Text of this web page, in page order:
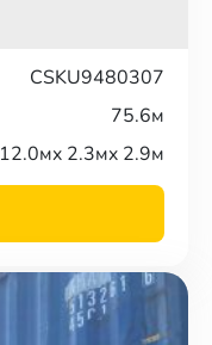
CSKU9480307
75.6м
12.0мx 2.3мx 2.9м